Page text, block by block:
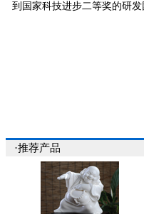
到国家科技进步二等奖的研
·推荐产品